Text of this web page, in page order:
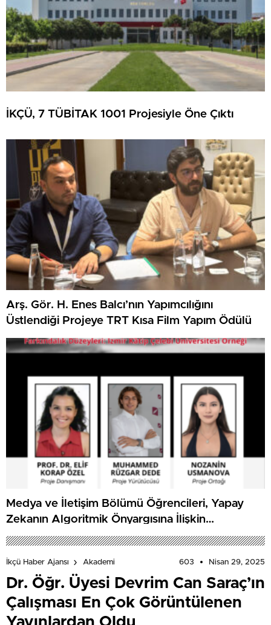
İKÇÜ, 7 TÜBİTAK 1001 Projesiyle Öne Çıktı
Arş. Gör. H. Enes Balcı’nın Yapımcılığını
Üstlendiği Projeye TRT Kısa Film Yapım Ödülü
Medya ve İletişim Bölümü Öğrencileri, Yapay
Zekanın Algoritmik Önyargısına İlişkin
Farkındalık Düzeylerini Araştıracak
İkçü Haber Ajansı Akademi 603 Nisan 29, 2025
Dr. Öğr. Üyesi Devrim Can Saraç’ın
Çalışması En Çok Görüntülenen
Yayınlardan Oldu